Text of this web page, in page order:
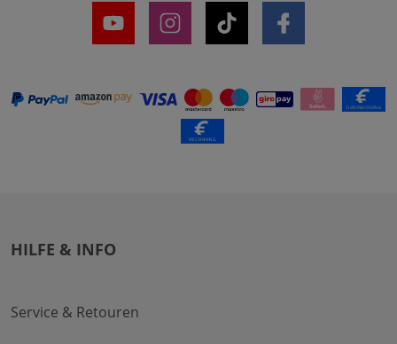
HILFE & INFO
Service & Retouren